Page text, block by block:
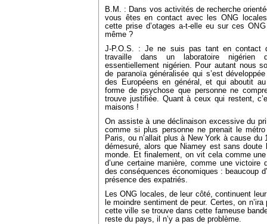
B.M. : Dans vos activités de recherche
vous êtes en contact avec les ONG
cette prise d’otages a-t-elle eu sur ces
même ?
J-P.O.S. : Je ne suis pas tant en contact
travaille dans un laboratoire nigérien
essentiellement nigérien. Pour autant nous
de paranoïa généralisée qui s’est
des Européens en général, et qui aboutit
forme de psychose que personne ne
trouve justifiée. Quant à ceux qui restent,
maisons !
On assiste à une déclinaison excessive du
comme si plus personne ne prenait le
Paris, ou n’allait plus à New York à cause
démesuré, alors que Niamey est sans doute
monde. Et finalement, on vit cela comme
d’une certaine manière, comme une
des conséquences économiques : beaucoup
présence des expatriés.
Les ONG locales, de leur côté, continuent
le moindre sentiment de peur. Certes, on
cette ville se trouve dans cette fameuse
reste du pays, il n’y a pas de problème.